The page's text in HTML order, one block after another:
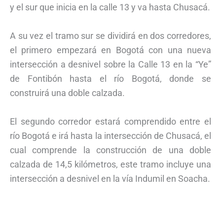
y el sur que inicia en la calle 13 y va hasta Chusacá.
A su vez el tramo sur se dividirá en dos corredores,
el primero empezará en Bogotá con una nueva
intersección a desnivel sobre la Calle 13 en la “Ye”
de Fontibón hasta el río Bogotá, donde se
construirá una doble calzada.
El segundo corredor estará comprendido entre el
río Bogotá e irá hasta la intersección de Chusacá, el
cual comprende la construcción de una doble
calzada de 14,5 kilómetros, este tramo incluye una
intersección a desnivel en la vía Indumil en Soacha.